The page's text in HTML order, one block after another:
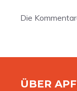
Die
ÜBER